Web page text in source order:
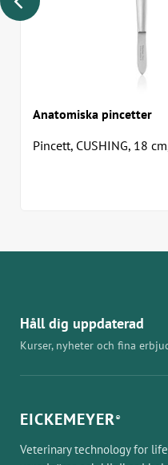
Anatomiska pincetter
Pincett, CUSHING, 18
Håll dig uppdaterad
Kurser, nyheter och fina
EICKEMEYER®
Veterinary technology for